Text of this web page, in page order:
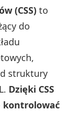
(CSS) to
do
struktury
Dzięki CSS
kontrolować